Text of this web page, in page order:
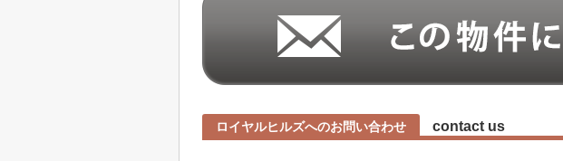
ロイヤルヒルズへのお問い合わせ contact us